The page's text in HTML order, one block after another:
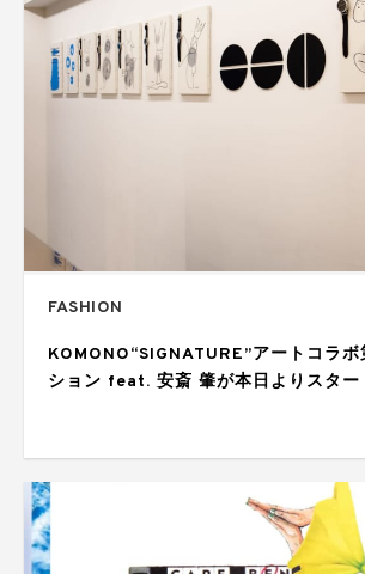
FASHION
KOMONO“SIGNATURE”アートコラ
ション feat. 安斎 肇が本日よりスター